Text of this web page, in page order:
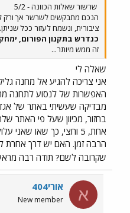
שרשור שאלות הכוונה - 5/2
הנכם מתבקשים לשרשר אך ורק
ציבורית, ונשמח לעזור ככל שניתן.
כנדרש בתקנון הפורום,
זה ממש מיותר...
שאלה לי
אני צריכה להגיע אל מחנה
האפשרות של לנסוע לתחנה
בחזור, מכיוון שעל פי האתר
אחת, 5 וחצי, כך שאו
הרבה זמן. האם יש דרך אחרת
שקרובה לשם? תודה רבה
א אורי404
New member